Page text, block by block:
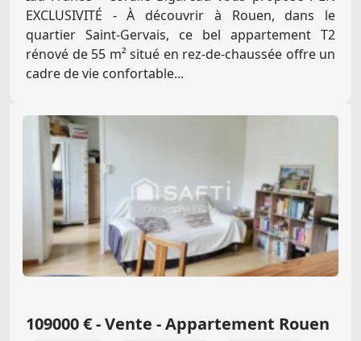
EXCLUSIVITÉ - À découvrir à Rouen, dans le
quartier Saint-Gervais, ce bel appartement T2
rénové de 55 m² situé en rez-de-chaussée offre un
cadre de vie confortable...
109000 € - Vente - Appartement Rouen